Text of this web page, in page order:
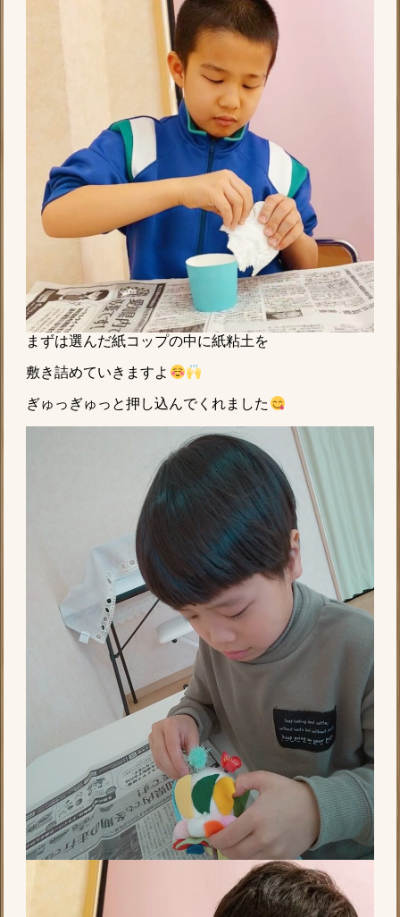
まずは選んだ紙コップの中に紙粘土を
敷き詰めていきますよ
ぎゅっぎゅっと押し込んでくれました